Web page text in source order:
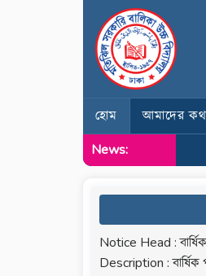
হোম আমাদের
News:
Notice Head :
Description : বার্ষিক